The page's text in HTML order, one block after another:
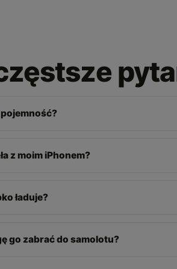
z moim iPhonem?
ładuje?
go zabrać do samolotu?